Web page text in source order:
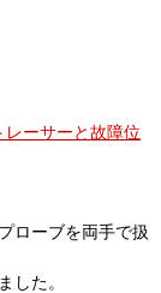
レーサーと故障位
ローブを両手で扱
した。